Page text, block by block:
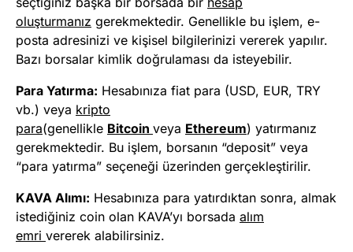
oluşturmanız gerekmektedir. Genellikle bu işlem, e-
posta adresinizi ve kişisel bilgilerinizi vererek yapılır.
Bazı borsalar kimlik doğrulaması da isteyebilir.
Para Yatırma: Hesabınıza fiat para (USD, EUR, TRY
vb.) veya kripto
para(genellikle Bitcoin veya Ethereum) yatırmanız
gerekmektedir. Bu işlem, borsanın “deposit” veya
“para yatırma” seçeneği üzerinden gerçekleştirilir.
KAVA Alımı: Hesabınıza para yatırdıktan sonra, almak
istediğiniz coin olan KAVA’yı borsada alım
emri vererek alabilirsiniz.